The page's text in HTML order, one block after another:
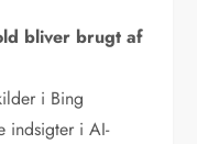
bliver brugt af
i Bing
indsigter i AI-